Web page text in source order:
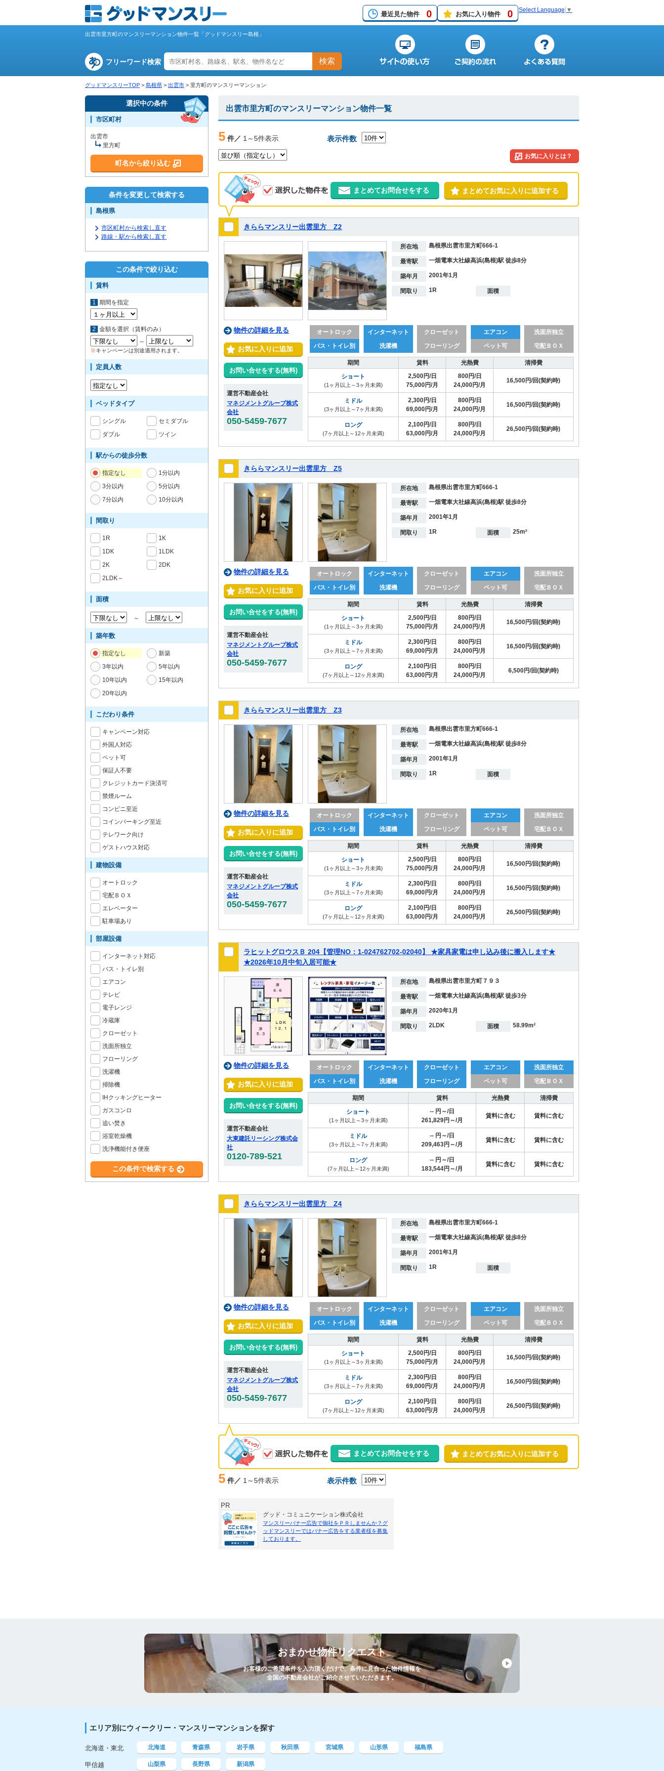
最近見た物件 0 お気に入り物件 0 Select Language ▼
出雲市里方町のマンスリーマンション物件一覧「グッドマンスリー島根」
フリーワード検索 検索
グッドマンスリーTOP > 島根県 > 出雲市 > 里方町のマンスリーマンション
出雲市里方町のマンスリーマンション物件一覧
5 件／ 1～5件表示 表示件数
お気に入りとは？
まとめてお問合せをする まとめてお気に入りに追加する
きららマンスリー出雲里方 Z2
所在地 島根県出雲市里方町666-1
最寄駅 一畑電車大社線高浜(島根)駅 徒歩8分
築年月 2001年1月
間取り 1R 面積
物件の詳細を見る
お気に入りに追加
お問い合せをする(無料)
運営不動産会社
マネジメントグループ株式
会社
050-5459-7677
オートロック インターネット クローゼット エアコン
洗面所独立
バス・トイレ別
洗濯機 フローリング ペット可 宅配ＢＯＸ
期間 賃料 光熱費
清掃費
ショート
(1ヶ月以上～3ヶ月未満)
2,500円/日
75,000円/月
800円/日
24,000円/月
16,500円/回(契約時)
ミドル
(3ヶ月以上～7ヶ月未満)
2,300円/日
69,000円/月
800円/日
24,000円/月
16,500円/回(契約時)
ロング
(7ヶ月以上～12ヶ月未満)
2,100円/日
63,000円/月
800円/日
24,000円/月
26,500円/回(契約時)
きららマンスリー出雲里方 Z5
所在地 島根県出雲市里方町666-1
最寄駅 一畑電車大社線高浜(島根)駅 徒歩8分
築年月 2001年1月
間取り 1R 面積 25m²
物件の詳細を見る
お気に入りに追加
お問い合せをする(無料)
運営不動産会社
マネジメントグループ株式
会社
050-5459-7677
オートロック インターネット クローゼット エアコン
洗面所独立
バス・トイレ別
洗濯機 フローリング ペット可 宅配ＢＯＸ
期間 賃料 光熱費
清掃費
ショート
(1ヶ月以上～3ヶ月未満)
2,500円/日
75,000円/月
800円/日
24,000円/月
16,500円/回(契約時)
ミドル
(3ヶ月以上～7ヶ月未満)
2,300円/日
69,000円/月
800円/日
24,000円/月
16,500円/回(契約時)
ロング
(7ヶ月以上～12ヶ月未満)
2,100円/日
63,000円/月
800円/日
24,000円/月
6,500円/回(契約時)
きららマンスリー出雲里方 Z3
所在地 島根県出雲市里方町666-1
最寄駅 一畑電車大社線高浜(島根)駅 徒歩8分
築年月 2001年1月
間取り 1R 面積
物件の詳細を見る
お気に入りに追加
お問い合せをする(無料)
運営不動産会社
マネジメントグループ株式
会社
050-5459-7677
オートロック インターネット クローゼット エアコン
洗面所独立
バス・トイレ別
洗濯機 フローリング ペット可 宅配ＢＯＸ
期間 賃料 光熱費
清掃費
ショート
(1ヶ月以上～3ヶ月未満)
2,500円/日
75,000円/月
800円/日
24,000円/月
16,500円/回(契約時)
ミドル
(3ヶ月以上～7ヶ月未満)
2,300円/日
69,000円/月
800円/日
24,000円/月
16,500円/回(契約時)
ロング
(7ヶ月以上～12ヶ月未満)
2,100円/日
63,000円/月
800円/日
24,000円/月
26,500円/回(契約時)
ラヒットグロウスＢ 204【管理NO：1-024762702-02040】 ★家具家電は申し込み後に搬入します★
★2026年10月中旬入居可能★
所在地 島根県出雲市里方町７９３
最寄駅 一畑電車大社線高浜(島根)駅 徒歩3分
築年月 2020年1月
間取り 2LDK 面積 58.99m²
物件の詳細を見る
お気に入りに追加
お問い合せをする(無料)
運営不動産会社
大東建託リーシング株式会
社
0120-789-521
オートロック インターネット クローゼット エアコン
洗面所独立
バス・トイレ別
洗濯機 フローリング ペット可 宅配ＢＯＸ
期間 賃料 光熱費
清掃費
ショート
(1ヶ月以上～3ヶ月未満)
-- 円～/日
261,829円～/月
賃料に含む 賃料に含む
ミドル
(3ヶ月以上～7ヶ月未満)
-- 円～/日
209,463円～/月
賃料に含む 賃料に含む
ロング
(7ヶ月以上～12ヶ月未満)
-- 円～/日
183,544円～/月
賃料に含む 賃料に含む
きららマンスリー出雲里方 Z4
所在地 島根県出雲市里方町666-1
最寄駅 一畑電車大社線高浜(島根)駅 徒歩8分
築年月 2001年1月
間取り 1R 面積
物件の詳細を見る
お気に入りに追加
お問い合せをする(無料)
運営不動産会社
マネジメントグループ株式
会社
050-5459-7677
オートロック インターネット クローゼット エアコン
洗面所独立
バス・トイレ別
洗濯機 フローリング ペット可 宅配ＢＯＸ
期間 賃料 光熱費
清掃費
ショート
(1ヶ月以上～3ヶ月未満)
2,500円/日
75,000円/月
800円/日
24,000円/月
16,500円/回(契約時)
ミドル
(3ヶ月以上～7ヶ月未満)
2,300円/日
69,000円/月
800円/日
24,000円/月
16,500円/回(契約時)
ロング
(7ヶ月以上～12ヶ月未満)
2,100円/日
63,000円/月
800円/日
24,000円/月
26,500円/回(契約時)
まとめてお問合せをする まとめてお気に入りに追加する
5 件／ 1～5件表示 表示件数
PR
グッド・コミュニケーション株式会社
マンスリーバナー広告で御社をＰＲしませんか？グ
ッドマンスリーではバナー広告をする業者様を募集
しております。
選択中の条件
市区町村
出雲市
里方町
町名から絞り込む
条件を変更して検索する
島根県
市区町村から検索し直す
路線・駅から検索し直す
この条件で絞り込む
賃料
1 期間を指定
2 金額を選択（賃料のみ）
～
※キャンペーンは別途適用されます。
定員人数
ベッドタイプ
シングル
セミダブル
ダブル
ツイン
駅からの徒歩分数
指定なし
1分以内
3分以内
5分以内
7分以内
10分以内
間取り
1R
1K
1DK
1LDK
2K
2DK
2LDK～
面積
～
築年数
指定なし
新築
3年以内
5年以内
10年以内
15年以内
20年以内
こだわり条件
キャンペーン対応
外国人対応
ペット可
保証人不要
クレジットカード決済可
禁煙ルーム
コンビニ至近
コインパーキング至近
テレワーク向け
ゲストハウス対応
建物設備
オートロック
宅配ＢＯＸ
エレベーター
駐車場あり
部屋設備
インターネット対応
バス・トイレ別
エアコン
テレビ
電子レンジ
冷蔵庫
クローゼット
洗面所独立
フローリング
洗濯機
掃除機
IHクッキングヒーター
ガスコンロ
追い焚き
浴室乾燥機
洗浄機能付き便座
この条件で検索する
おまかせ物件リクエスト
お客様のご希望条件を入力頂くだけで、条件に見合った物件情報を
全国の不動産会社がご紹介させていただきます。
エリア別にウィークリー・マンスリーマンションを探す
北海道・東北 北海道 青森県 岩手県 秋田県 宮城県 山形県 福島県
甲信越 山梨県 長野県 新潟県